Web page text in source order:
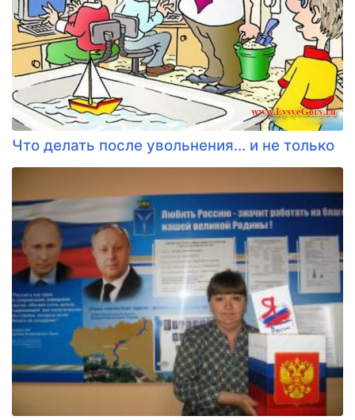
Что делать после увольнения... и не только